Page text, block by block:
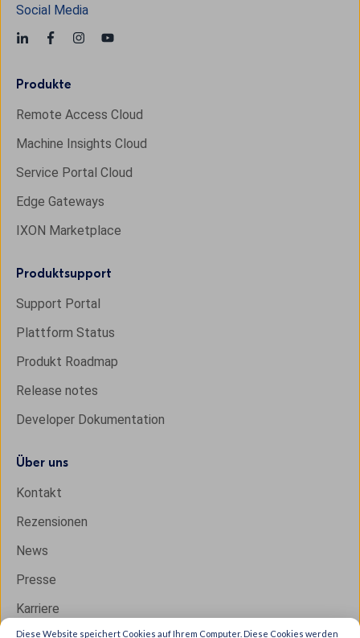
Diese Website speichert Cookies auf Ihrem Computer. Diese Cookies werden
Social Media
Produkte
Remote Access Cloud
Machine Insights Cloud
Service Portal Cloud
Edge Gateways
IXON Marketplace
Produktsupport
Support Portal
Plattform Status
Produkt Roadmap
Release notes
Developer Dokumentation
Über uns
Kontakt
Rezensionen
News
Presse
Karriere